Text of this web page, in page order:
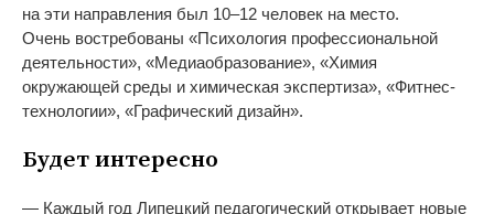
на эти направления был 10–12 человек на место.
Очень востребованы «Психология профессиональной
деятельности», «Медиаобразование», «Химия
окружающей среды и химическая экспертиза», «Фитнес-
технологии», «Графический дизайн».
Будет интересно
— Каждый год Липецкий педагогический открывает новые